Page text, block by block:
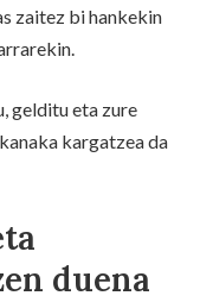
zaitez bi hankekin
gelditu eta zure
kargatzea da
duena